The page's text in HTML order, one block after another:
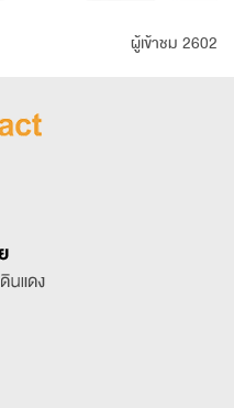
ผู้เข้าชม 2602